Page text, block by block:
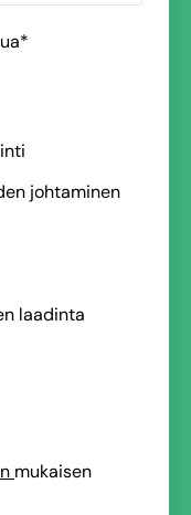
*
johtaminen
laadinta
mukaisen